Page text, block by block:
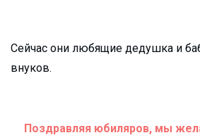
Сейчас они любящие дедушка и
внуков.
Поздравляя юбиляров, мы